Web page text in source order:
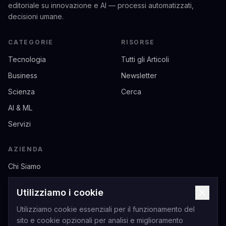
editoriale su innovazione e AI — processi automatizzati,
decisioni umane.
CATEGORIE
Tecnologia
Business
Scienza
AI & ML
Servizi
RISORSE
Tutti gli Articoli
Newsletter
Cerca
AZIENDA
Chi Siamo
Privacy
Termini di Servizio
Utilizziamo i cookie
Utilizziamo cookie essenziali per il funzionamento del
sito e cookie opzionali per analisi e miglioramento